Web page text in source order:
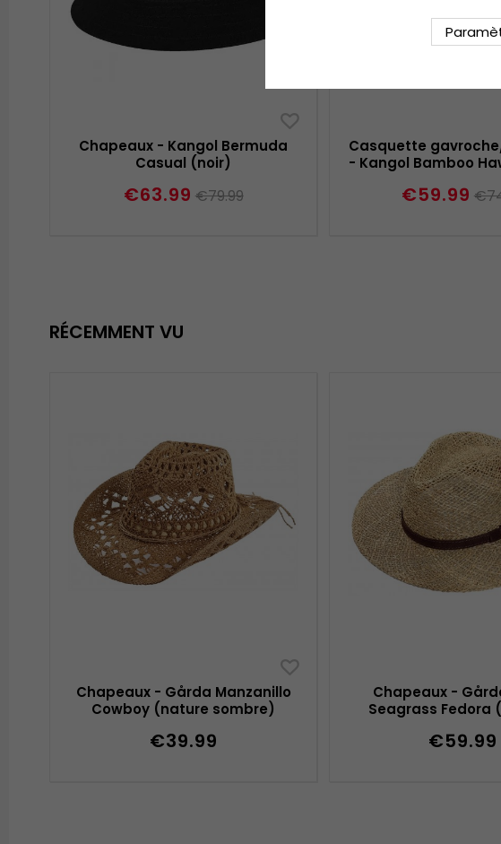
Chapeaux - Kangol Bermuda
Casual (noir)
€63.99 €79.99
Casquette
- Kangol Bamboo
€59.99
RÉCEMMENT VU
Chapeaux - Gårda Manzanillo
Cowboy (nature sombre)
€39.99
Chapeaux -
Seagrass Fedora
€59.99